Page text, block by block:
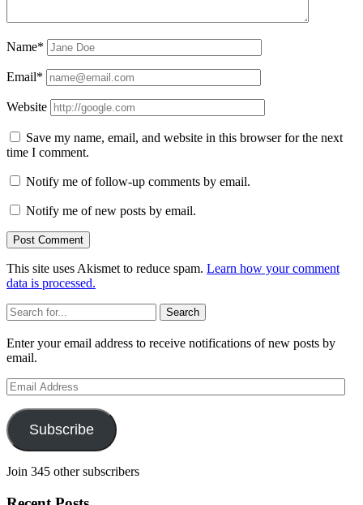
Name*
Email*
Website
Save my name, email, and website in this browser for the next
time I comment.
Notify me of follow-up comments by email.
Notify me of new posts by email.
This site uses Akismet to reduce spam. Learn how your comment
data is processed.
Sidebar
Search
Enter your email address to receive notifications of new posts by
email.
Email
Address
Subscribe
Join 345 other subscribers